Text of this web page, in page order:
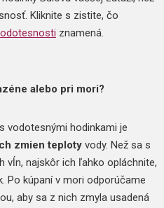
Kliknite s zistite, čo
znamená.
alebo pri mori?
vodotesnými hodinkami je
zmien teploty vody. Než sa s
vĺn, najskôr ich ľahko opláchnite,
Po kúpaní v mori odporúčame
aby sa z nich zmyla usadená